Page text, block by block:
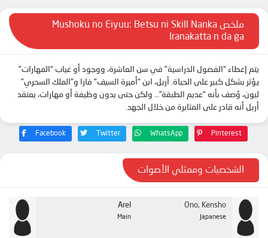
ملخص Mushoku no Eiyuu: Betsu ni Skill Nanka
Iranakatta n da ga
يتم إعطاء “الفصول الدراسية” في سن العاشرة، ووجود أو غياب “المهارات”
يؤثر بشكل كبير على الحياة. أريل، ابن “أميرة السيف” فارا و”الملك السحري”
ليون، وُصف بأنه “عديم الطبقة”… ولكن حتى بدون وظيفة أو مهارات، يعتقد
أريل أنه قادر على المثابرة من خلال الجهد.
Facebook Twitter WhatsApp Pinterest
الشخصيات وممثلي الأصوات
Arel
Main
Ono, Kensho
Japanese